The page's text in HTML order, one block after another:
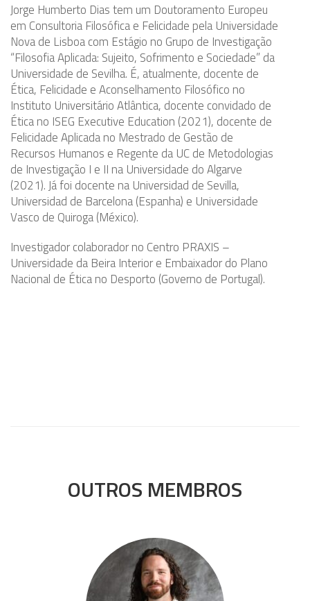
Jorge Humberto Dias tem um Doutoramento Europeu
em Consultoria Filosófica e Felicidade pela Universidade
Nova de Lisboa com Estágio no Grupo de Investigação
“Filosofia Aplicada: Sujeito, Sofrimento e Sociedade” da
Universidade de Sevilha. É, atualmente, docente de
Ética, Felicidade e Aconselhamento Filosófico no
Instituto Universitário Atlântica, docente convidado de
Ética no ISEG Executive Education (2021), docente de
Felicidade Aplicada no Mestrado de Gestão de
Recursos Humanos e Regente da UC de Metodologias
de Investigação I e II na Universidade do Algarve
(2021). Já foi docente na Universidad de Sevilla,
Universidad de Barcelona (Espanha) e Universidade
Vasco de Quiroga (México).
Investigador colaborador no Centro PRAXIS –
Universidade da Beira Interior e Embaixador do Plano
Nacional de Ética no Desporto (Governo de Portugal).
OUTROS MEMBROS